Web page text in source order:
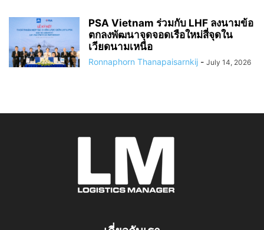
PSA Vietnam ร่วมกับ LHF ลงนามข้อ
ตกลงพัฒนาจุดจอดเรือใหม่สี่จุดใน
เวียดนามเหนือ
Ronnaphorn Thanapaisarnkij - July 14, 2026